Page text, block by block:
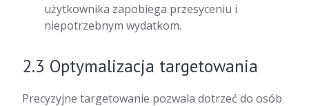
użytkownika zapobiega przesyceniu i
niepotrzebnym wydatkom.
2.3 Optymalizacja targetowania
Precyzyjne targetowanie pozwala dotrzeć do osób